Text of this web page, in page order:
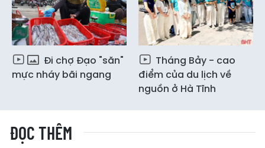
Đi chợ Đạo "săn"
mực nháy bãi ngang
Tháng Bảy - cao
điểm của du lịch về
nguồn ở Hà Tĩnh
ĐỌC THÊM